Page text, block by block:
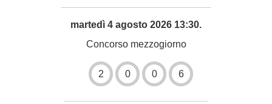
martedì 4 agosto 2026 13:30.
Concorso mezzogiorno
2 0 0 6